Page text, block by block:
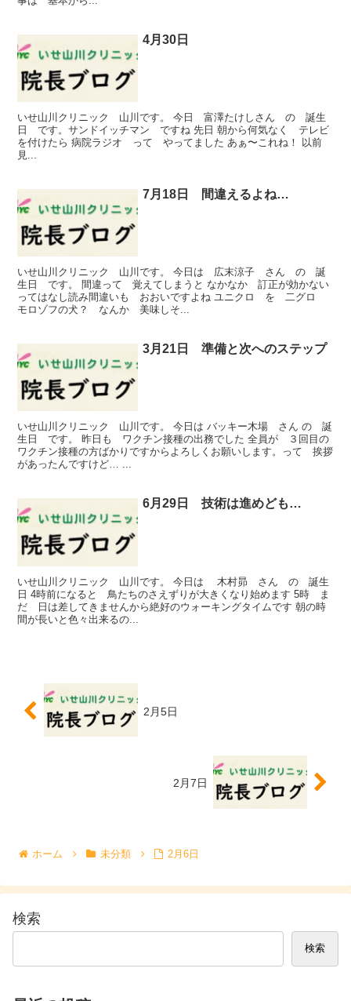
4月30日
いせ山川クリニック 山川です。 今日 富澤たけしさん の 誕生
日 です。サンドイッチマン ですね 先日 朝から何気なく テレビ
を付けたら 病院ラジオ って やってました あぁ〜これね！ 以前
見...
7月18日 間違えるよね…
いせ山川クリニック 山川です。 今日は 広末涼子 さん の 誕
生日 です。 間違って 覚えてしまうと なかなか 訂正が効かない
ってはなし読み間違いも おおいですよね ユニクロ を 二グロ
モロゾフの犬？ なんか 美味しそ...
3月21日 準備と次へのステップ
いせ山川クリニック 山川です。 今日は バッキー木場 さん の 誕
生日 です。 昨日も ワクチン接種の出務でした 全員が ３回目の
ワクチン接種の方ばかりですからよろしくお願いします。って 挨拶
があったんですけど… ...
6月29日 技術は進めども…
いせ山川クリニック 山川です。 今日は 木村昴 さん の 誕生
日 4時前になると 鳥たちのさえずりが大きくなり始めます 5時 ま
だ 日は差してきませんから絶好のウォーキングタイムです 朝の時
間が長いと色々出来るの...
2月5日
2月7日
ホーム 未分類 2月6日
検索
検索